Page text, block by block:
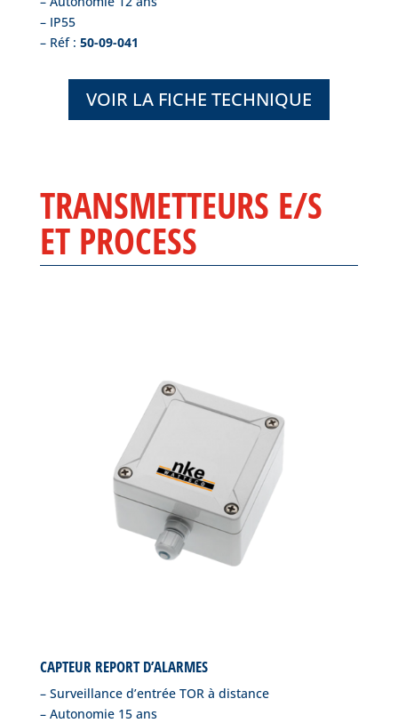
– IP55
– Réf : 50-09-041
VOIR LA FICHE TECHNIQUE
TRANSMETTEURS E/S
ET PROCESS
CAPTEUR REPORT D’ALARMES
– Surveillance d’entrée TOR à distance
– Autonomie 15 ans